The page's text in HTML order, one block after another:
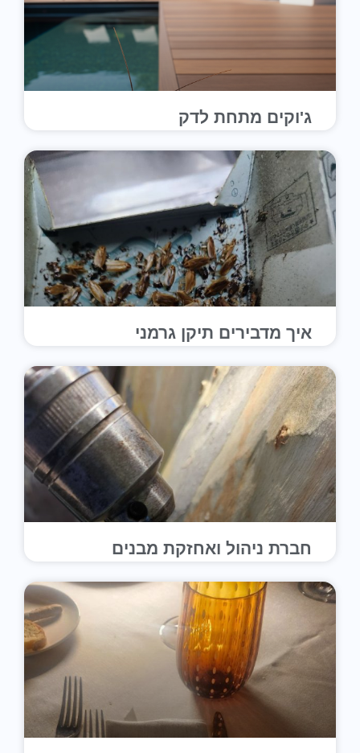
ג'וקים מתחת לדק
איך מדבירים תיקן גרמני
חברת ניהול ואחזקת מבנים